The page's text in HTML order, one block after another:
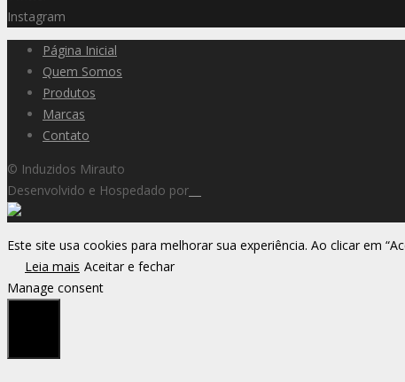
Instagram
Página Inicial
Quem Somos
Produtos
Marcas
Contato
© Induzidos Mirauto
Desenvolvido e Hospedado por
Este site usa cookies para melhorar sua experiência. Ao clicar em
Leia mais Aceitar e fechar
Manage consent